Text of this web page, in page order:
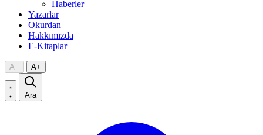
Haberler
Yazarlar
Okurdan
Hakkımızda
E-Kitaplar
A− A+
Ara